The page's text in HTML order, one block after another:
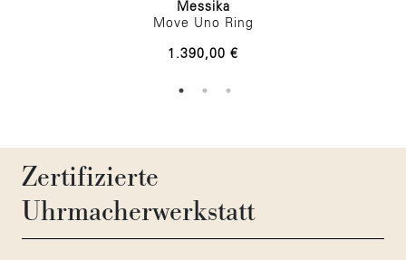
Messika
Move Uno Ring
1.390,00 €
Zertifizierte
Uhrmacherwerkstatt